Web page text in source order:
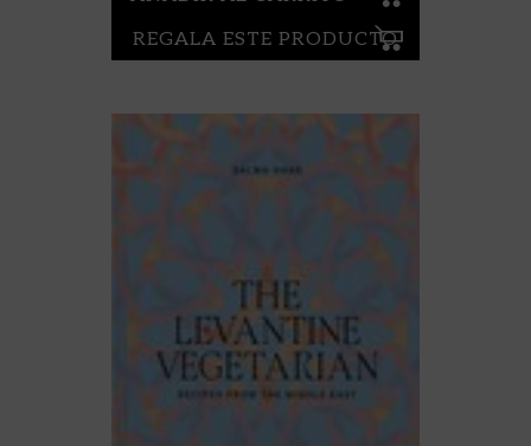
REGALA ESTE PRODUCTO